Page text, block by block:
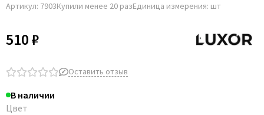
Артикул: 7903Купили менее 20 разЕдиница измерения: шт
510 ₽
Оставить отзыв
В наличии
Цвет